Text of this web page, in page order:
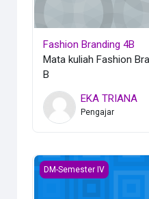
Fashion Branding 4B
Mata kuliah Fashion
B
EKA TRIANA
Pengajar
Digital Technical Drawing
DM-Semester IV